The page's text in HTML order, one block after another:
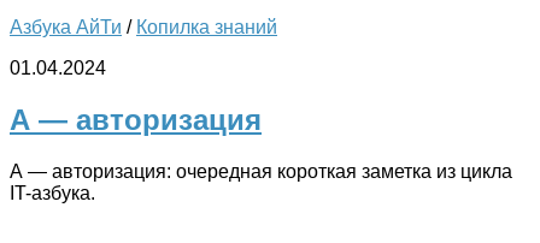
Азбука АйТи / Копилка знаний
01.04.2024
А — авторизация
А — авторизация: очередная короткая заметка из цикла
IT-азбука.